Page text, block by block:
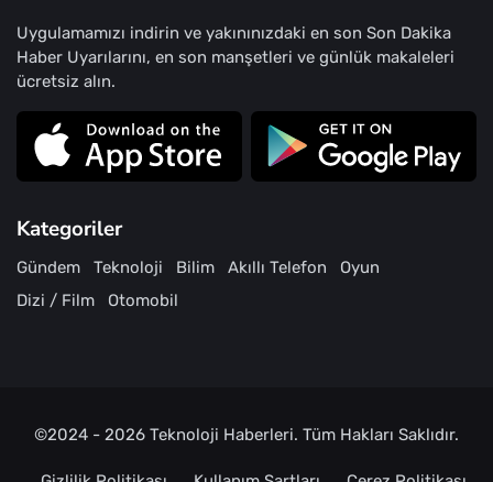
Uygulamamızı indirin ve yakınınızdaki en son Son Dakika
Haber Uyarılarını, en son manşetleri ve günlük makaleleri
ücretsiz alın.
Kategoriler
Gündem Teknoloji Bilim Akıllı Telefon
Oyun
Dizi / Film
Otomobil
©2024 - 2026 Teknoloji Haberleri. Tüm Hakları Saklıdır.